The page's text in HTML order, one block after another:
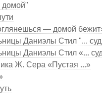
домой"
— домой
Даниэлы Стил "...
Даниэлы Стил «...
Ж. Сера «Пустая ...»